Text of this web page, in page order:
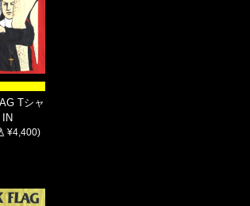
Tシャ
¥4,400)